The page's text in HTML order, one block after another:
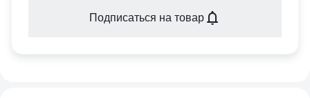
Подписаться на товар